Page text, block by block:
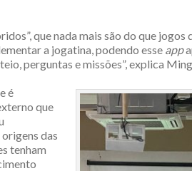
que nada mais são do que jogos
a jogatina, podendo esse app
perguntas e missões”, explica
é
que
das
tenham